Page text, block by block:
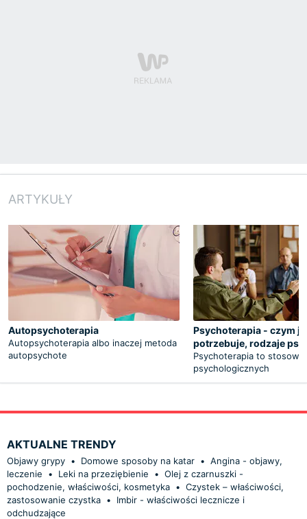
ARTYKUŁY
Autopsychoterapia
Autopsychoterapia albo inaczej metoda
autopsychote
Psychoterapia - czym
potrzebuje, rodzaje
Psychoterapia to
psychologicznych
AKTUALNE TRENDY
Objawy grypy • Domowe sposoby na katar • Angina - objawy,
leczenie
• Leki na przeziębienie • Olej z czarnuszki -
pochodzenie, właściwości, kosmetyka • Czystek – właściwości,
zastosowanie czystka •
Imbir - właściwości lecznicze i
odchudzające